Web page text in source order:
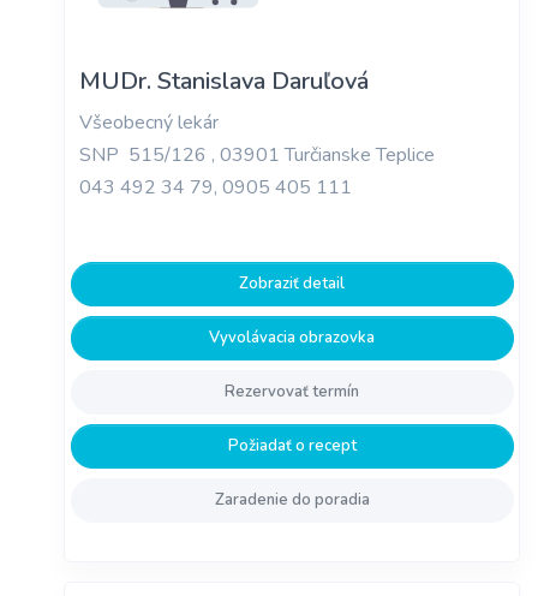
MUDr. Stanislava Daruľová
Všeobecný lekár
SNP 515/126 , 03901 Turčianske Teplice
043 492 34 79, 0905 405 111
Zobraziť detail
Vyvolávacia obrazovka
Rezervovať termín
Požiadať o recept
Zaradenie do poradia